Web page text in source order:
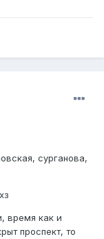
сурганова,
время как и
проспект, то